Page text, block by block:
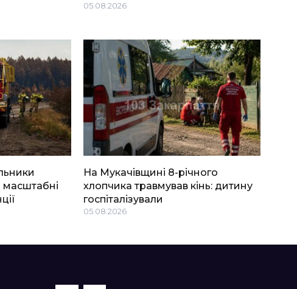
05.08.2026
масштабні
На Мукачівщині 8-річного
хлопчика травмував кінь: дитину
госпіталізували
05.08.2026